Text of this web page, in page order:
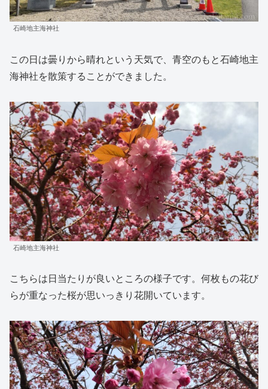
石崎地主海神社
この日は曇りから晴れという天気で、青空のもと石崎地主
海神社を散策することができました。
石崎地主海神社
こちらは日当たりが良いところの様子です。何枚もの花び
らが重なった桜が思いっきり花開いています。